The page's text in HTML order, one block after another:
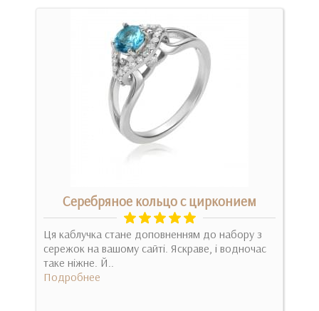
Серебряное кольцо с цирконием
Ця каблучка стане доповненням до набору з
сережок на вашому сайті. Яскраве, і водночас
таке ніжне. Й..
Подробнее